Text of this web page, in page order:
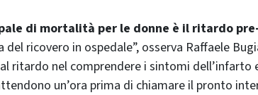
di mortalità per le donne è il ritardo
ricovero in ospedale”, osserva Raffaele
ritardo nel comprendere i sintomi dell’infarto
un’ora prima di chiamare il pronto